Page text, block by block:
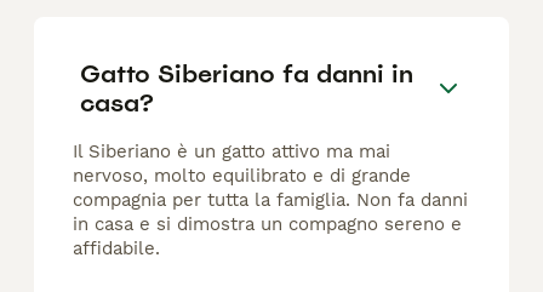
Gatto Siberiano fa danni in
casa?
Il Siberiano è un gatto attivo ma mai
nervoso, molto equilibrato e di grande
compagnia per tutta la famiglia. Non fa danni
in casa e si dimostra un compagno sereno e
affidabile.